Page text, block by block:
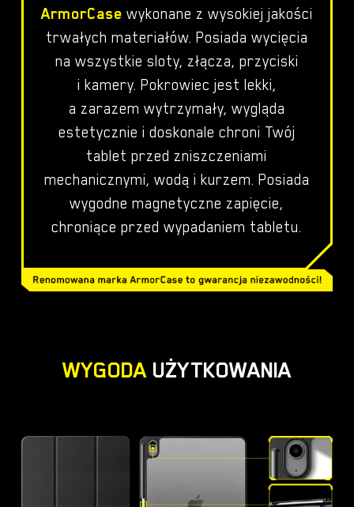
ArmorCase wykonane z wysokiej jakości
trwałych materiałów. Posiada wycięcia
na wszystkie sloty, złącza, przyciski
i kamery. Pokrowiec jest lekki,
a zarazem wytrzymały, wygląda
estetycznie i doskonale chroni Twój
tablet przed zniszczeniami
mechanicznymi, wodą i kurzem. Posiada
wygodne magnetyczne zapięcie,
chroniące przed wypadaniem tabletu.
WYGODA UŻYTKOWANIA